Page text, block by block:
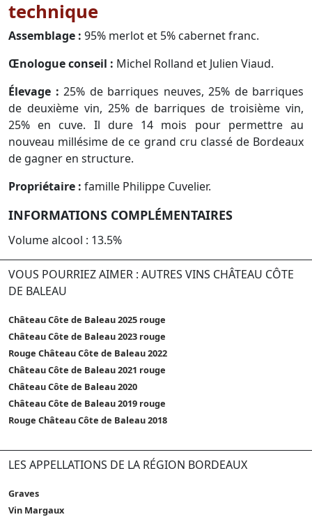
technique
Assemblage : 95% merlot et 5% cabernet franc.
Œnologue conseil : Michel Rolland et Julien Viaud.
Élevage : 25% de barriques neuves, 25% de barriques
de deuxième vin, 25% de barriques de troisième vin,
25% en cuve. Il dure 14 mois pour permettre au
nouveau millésime de ce grand cru classé de Bordeaux
de gagner en structure.
Propriétaire : famille Philippe Cuvelier.
INFORMATIONS COMPLÉMENTAIRES
Volume alcool : 13.5%
VOUS POURRIEZ AIMER : AUTRES VINS CHÂTEAU CÔTE
DE BALEAU
Château Côte de Baleau 2025 rouge
Château Côte de Baleau 2023 rouge
Rouge Château Côte de Baleau 2022
Château Côte de Baleau 2021 rouge
Château Côte de Baleau 2020
Château Côte de Baleau 2019 rouge
Rouge Château Côte de Baleau 2018
LES APPELLATIONS DE LA RÉGION BORDEAUX
Graves
Vin Margaux